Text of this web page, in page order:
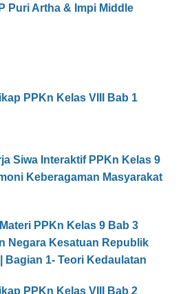
Puri Artha & Impi Middle
PPKn Kelas VIII Bab 1
Siwa Interaktif PPKn Kelas 9
Keberagaman Masyarakat
PPKn Kelas 9 Bab 3
Negara Kesatuan Republik
Bagian 1- Teori Kedaulatan
PPKn Kelas VIII Bab 2